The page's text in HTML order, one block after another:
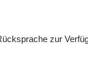
zur